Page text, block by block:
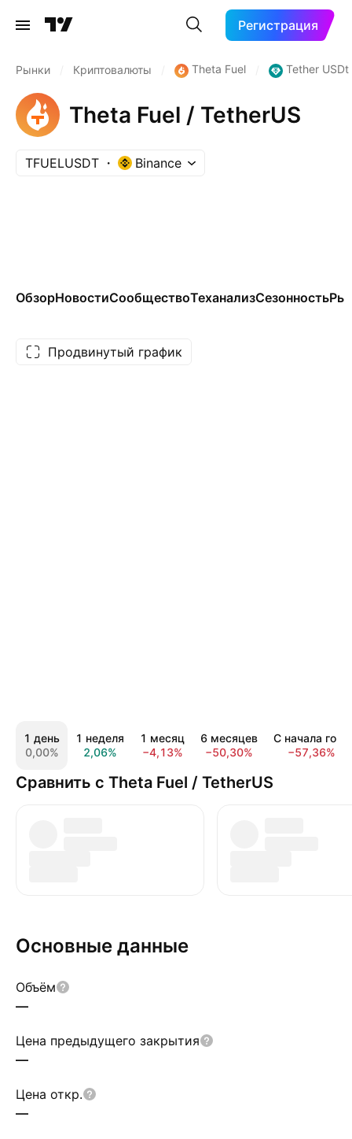
Регистрация
Рынки Криптовалюты Theta Fuel Tether USDt
Theta Fuel / TetherUS
TFUELUSDT Binance
ОбзорНовостиСообществоТеханализСезонность
Продвинутый график
1 день
0,00%
1 неделя
2,06%
1 месяц
−4,13%
6 месяцев
−50,30%
С начала года
−57,36%
Сравнить с Theta Fuel / TetherUS
Основные данные
Объём
—
Цена предыдущего закрытия
—
Цена откр.
—